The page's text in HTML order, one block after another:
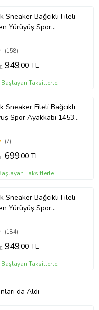
Sneaker Bağcıklı Fileli
Yürüyüş Spor
(Siyah - Taba)
(158)
949,00 TL
Başlayan Taksitlerle
Sneaker Fileli Bağcıklı
(7)
699,00 TL
Taksitlerle
Sneaker Bağcıklı Fileli
Yürüyüş Spor
(Siyah - Beyaz)
(184)
949,00 TL
Başlayan Taksitlerle
da Aldı